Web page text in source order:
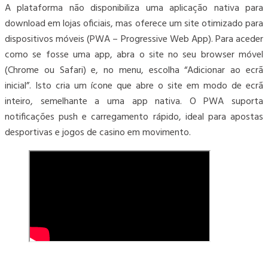
A plataforma não disponibiliza uma aplicação nativa para
download em lojas oficiais, mas oferece um site otimizado para
dispositivos móveis (PWA – Progressive Web App). Para aceder
como se fosse uma app, abra o site no seu browser móvel
(Chrome ou Safari) e, no menu, escolha “Adicionar ao ecrã
inicial”. Isto cria um ícone que abre o site em modo de ecrã
inteiro, semelhante a uma app nativa. O PWA suporta
notificações push e carregamento rápido, ideal para apostas
desportivas e jogos de casino em movimento.